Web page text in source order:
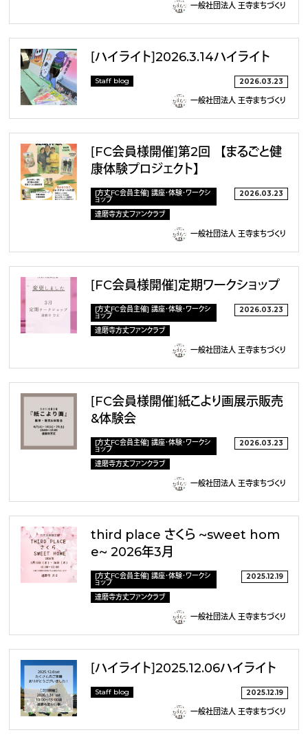
一般社団法人 王寺まちづくり
［ハイライト］2026.3.14ハイライト
Staff blog 2026.03.23
一般社団法人 王寺まちづくり
［FC会員様開催］第2回 【まるごと健
康体験プロジェクト】
[方丈FC会員主催] 講座・体験・ワークシ
ョップ
達磨寺方丈ファンクラブ
2026.03.23
一般社団法人 王寺まちづくり
［FC会員様開催］定期ワークショップ
[方丈FC会員主催] 講座・体験・ワークシ
ョップ
達磨寺方丈ファンクラブ
2026.03.23
一般社団法人 王寺まちづくり
［FC会員様開催］紙こより画展示販売
&体験会
[方丈FC会員主催] 講座・体験・ワークシ
ョップ
達磨寺方丈ファンクラブ
2026.03.23
一般社団法人 王寺まちづくり
third place さくら 〜sweet hom
e〜 2026年3月
[方丈FC会員主催] 講座・体験・ワークシ
ョップ
達磨寺方丈ファンクラブ
2025.12.19
一般社団法人 王寺まちづくり
［ハイライト］2025.12.06ハイライト
Staff blog 2025.12.19
一般社団法人 王寺まちづくり